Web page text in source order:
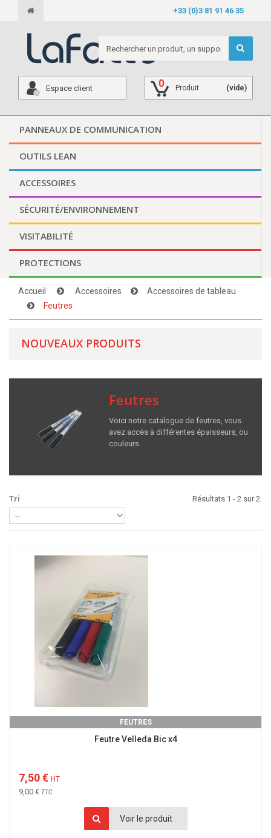
+33 (0)3 81 91 46 35
Espace client 0 Produit (vide)
PANNEAUX DE COMMUNICATION
OUTILS LEAN
ACCESSOIRES
SÉCURITÉ/ENVIRONNEMENT
VISITABILITÉ
PROTECTIONS
Accueil Accessoires
Accessoires de tableau
Feutres
NOUVEAUX PRODUITS
Feutres
Voici notre catalogue de feutres, vous
avez accès à différentes épaisseurs, ou
couleurs.
Tri Résultats 1 - 2 sur 2.
FEUTRES
Feutre Velleda Bic x4
7,50 € HT
9,00 € TTC
Voir le produit